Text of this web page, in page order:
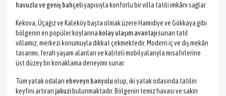
havuzlu ve geniş bahçeliyapısıyla konforlu bir villa tatili imkânı sağlar.
Kekova, Üçağız ve Kaleköy başta olmak üzere Hamidiye ve Gökkaya gibi
bölgenin en popüler koylarına kolay ulaşım avantajısunan tatil
villamız, merkezi konumuyla dikkat çekmektedir. Modern iç ve dış mekân
tasarımı, ferah yaşam alanları ve kaliteli mobilyalarıyla misafirlerine
üst düzey bir konaklama deneyimi sunar.
Tüm yatak odaları ebeveyn banyoluolup, iki yatak odasında tatilin
keyfini artıran jakuzibulunmaktadır. Bölgenin temiz havası ve sakin